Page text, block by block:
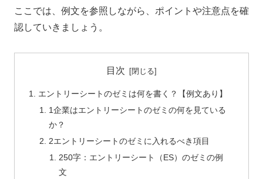
ここでは、 例文を参照しながら、ポイントや注意点を確
認していきましょう。
目次
エントリーシートのゼミは何を書く？【例文あり】
1企業はエントリーシートのゼミの何を見ている
か？
2エントリーシートのゼミに入れるべき項目
250字：エントリーシート（ES）のゼミの例
文